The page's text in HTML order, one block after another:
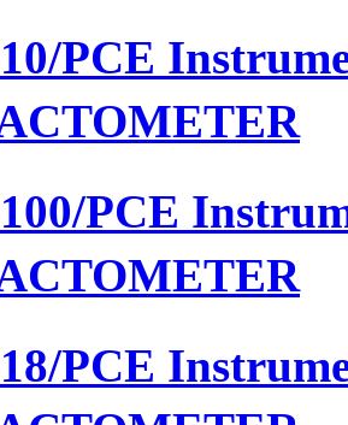
PCE
PCE
PCE